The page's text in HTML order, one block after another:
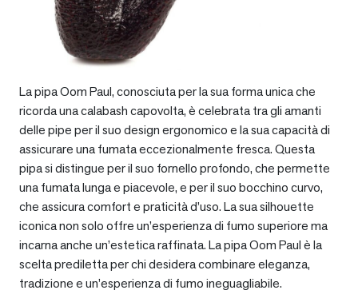
La pipa Oom Paul, conosciuta per la sua forma unica che
ricorda una calabash capovolta, è celebrata tra gli amanti
delle pipe per il suo design ergonomico e la sua capacità di
assicurare una fumata eccezionalmente fresca. Questa
pipa si distingue per il suo fornello profondo, che permette
una fumata lunga e piacevole, e per il suo bocchino curvo,
che assicura comfort e praticità d’uso. La sua silhouette
iconica non solo offre un’esperienza di fumo superiore ma
incarna anche un’estetica raffinata. La pipa Oom Paul è la
scelta prediletta per chi desidera combinare eleganza,
tradizione e un’esperienza di fumo ineguagliabile.